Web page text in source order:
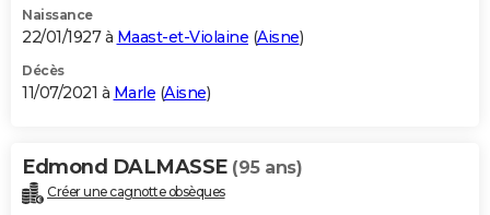
Naissance
22/01/1927 à Maast-et-Violaine (Aisne)
Décès
11/07/2021 à Marle (Aisne)
Edmond DALMASSE (95 ans)
Créer une cagnotte obsèques